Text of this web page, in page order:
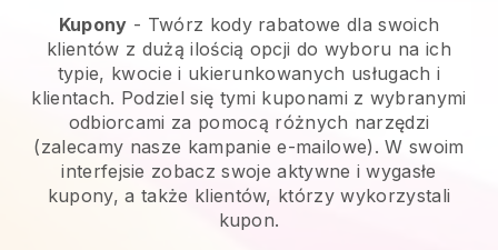
Kupony - Twórz kody rabatowe dla swoich
klientów z dużą ilością opcji do wyboru na ich
typie, kwocie i ukierunkowanych usługach i
klientach. Podziel się tymi kuponami z wybranymi
odbiorcami za pomocą różnych narzędzi
(zalecamy nasze kampanie e-mailowe). W swoim
interfejsie zobacz swoje aktywne i wygasłe
kupony, a także klientów, którzy wykorzystali
kupon.